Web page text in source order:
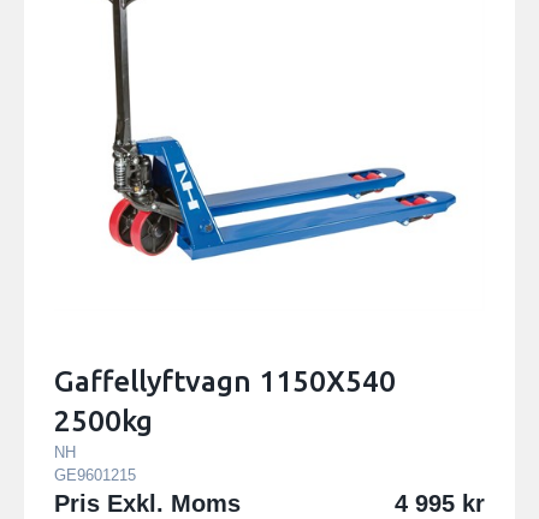
Gaffellyftvagn 1150X540
2500kg
NH
GE9601215
Pris Exkl. Moms 4 995